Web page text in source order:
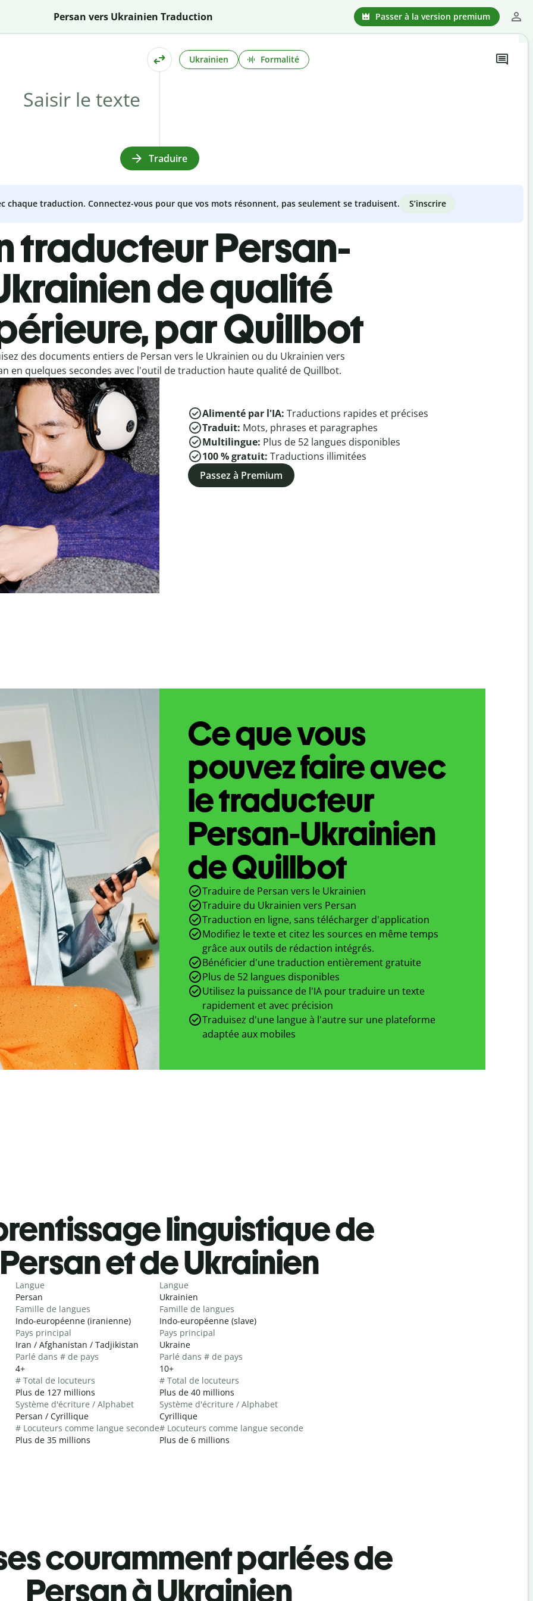
Persan vers Ukrainien Traduction Passer à la version premium
Ukrainien Formalité
Traduire
chaque traduction. Connectez-vous pour que vos mots résonnent, pas seulement se traduisent. S’inscrire
traducteur Persan-
de qualité
par Quillbot
des documents entiers de Persan vers le Ukrainien ou du Ukrainien vers
en quelques secondes avec l'outil de traduction haute qualité de Quillbot.
Alimenté par l'IA: Traductions rapides et précises
Traduit: Mots, phrases et paragraphes
Multilingue: Plus de 52 langues disponibles
100 % gratuit: Traductions illimitées
Passez à Premium
Ce que vous
pouvez faire avec
le traducteur
Persan-Ukrainien
de Quillbot
Traduire de Persan vers le Ukrainien
Traduire du Ukrainien vers Persan
Traduction en ligne, sans télécharger d'application
Modifiez le texte et citez les sources en même temps
grâce aux outils de rédaction intégrés.
Bénéficier d'une traduction entièrement gratuite
Plus de 52 langues disponibles
Utilisez la puissance de l'IA pour traduire un texte
rapidement et avec précision
Traduisez d'une langue à l'autre sur une plateforme
adaptée aux mobiles
linguistique de
Persan et de Ukrainien
Langue
Persan
Famille de langues
Indo-européenne (iranienne)
Pays principal
Iran / Afghanistan / Tadjikistan
Parlé dans # de pays
4+
# Total de locuteurs
Plus de 127 millions
Système d'écriture / Alphabet
Persan / Cyrillique
# Locuteurs comme langue seconde
Plus de 35 millions
Langue
Ukrainien
Famille de langues
Indo-européenne (slave)
Pays principal
Ukraine
Parlé dans # de pays
10+
# Total de locuteurs
Plus de 40 millions
Système d'écriture / Alphabet
Cyrillique
# Locuteurs comme langue seconde
Plus de 6 millions
couramment parlées de
Persan à Ukrainien